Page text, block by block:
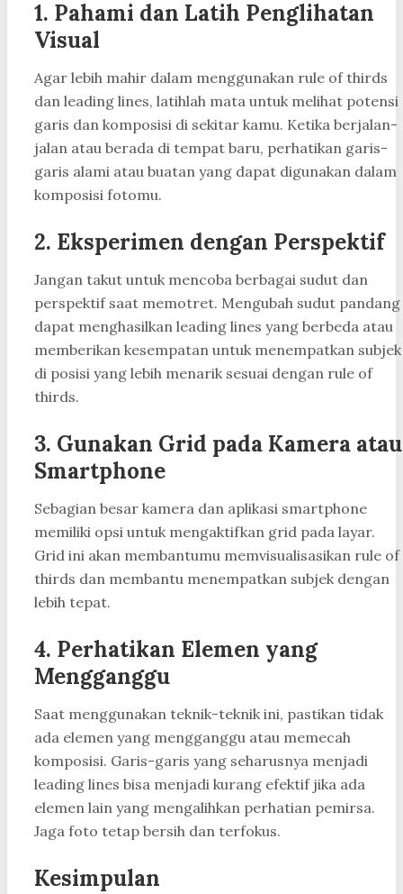
1. Pahami dan Latih Penglihatan
Visual
Agar lebih mahir dalam menggunakan rule of thirds
dan leading lines, latihlah mata untuk melihat potensi
garis dan komposisi di sekitar kamu. Ketika berjalan-
jalan atau berada di tempat baru, perhatikan garis-
garis alami atau buatan yang dapat digunakan dalam
komposisi fotomu.
2. Eksperimen dengan Perspektif
Jangan takut untuk mencoba berbagai sudut dan
perspektif saat memotret. Mengubah sudut pandang
dapat menghasilkan leading lines yang berbeda atau
memberikan kesempatan untuk menempatkan subjek
di posisi yang lebih menarik sesuai dengan rule of
thirds.
3. Gunakan Grid pada Kamera atau
Smartphone
Sebagian besar kamera dan aplikasi smartphone
memiliki opsi untuk mengaktifkan grid pada layar.
Grid ini akan membantumu memvisualisasikan rule of
thirds dan membantu menempatkan subjek dengan
lebih tepat.
4. Perhatikan Elemen yang
Mengganggu
Saat menggunakan teknik-teknik ini, pastikan tidak
ada elemen yang mengganggu atau memecah
komposisi. Garis-garis yang seharusnya menjadi
leading lines bisa menjadi kurang efektif jika ada
elemen lain yang mengalihkan perhatian pemirsa.
Jaga foto tetap bersih dan terfokus.
Kesimpulan